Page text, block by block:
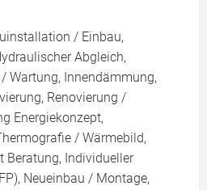
/ Einbau,
Abgleich,
Wartung, Innendämmung,
Renovierung /
Energiekonzept,
/ Wärmebild,
Beratung, Individueller
Neueinbau / Montage,